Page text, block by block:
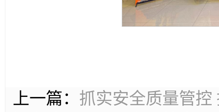
上一篇： 抓实安全质量管